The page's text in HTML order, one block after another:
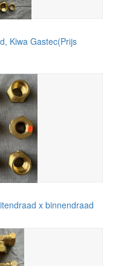
Kiwa Gastec(Prijs
x binnendraad